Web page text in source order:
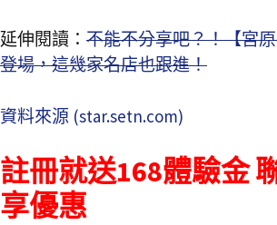
延伸閱讀： 不能不分享吧？！【宮
登場，這幾家名店也跟進！
資料來源 (star.setn.com)
註冊就送168體驗金
享優惠